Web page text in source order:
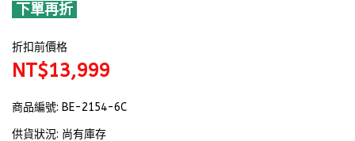
下單再折
折扣前價格
NT$13,999
商品編號: BE-2154-6C
供貨狀況: 尚有庫存